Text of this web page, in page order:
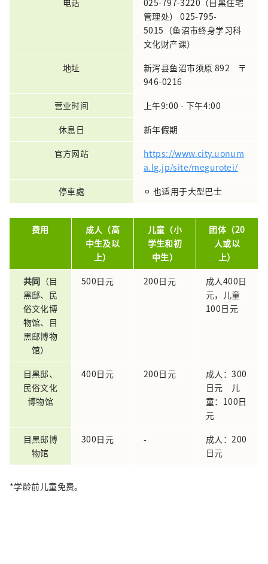
管理处） 025-795-
5015（鱼沼市终身学习科
文化财产课）
地址
新泻县鱼沼市须原 892 〒
946-0216
营业时间
上午9:00 - 下午4:00
休息日
新年假期
官方网站
https://www.city.uonum
a.lg.jp/site/megurotei/
停車處
⚪︎ 也适用于大型巴士
费用
成人（高
中生及以
上）
儿童（小
学生和初
中生）
团体（20
人或以
上）
共同 （目
黑邸、民
俗文化博
物馆、目
黑邸博物
馆）
500日元 200日元
成人400日
元，儿童
100日元
目黑邸、
民俗文化
博物馆
400日元 200日元
成人：300
日元 儿
童：100日
元
目黑邸博
物馆
300日元 -
成人：200
日元
*学龄前儿童免费。